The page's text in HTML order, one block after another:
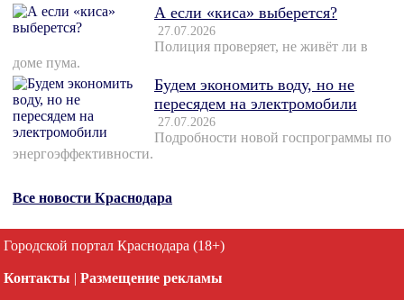
А если «киса» выберется?
27.07.2026
Полиция проверяет, не живёт ли в
доме пума.
Будем экономить воду, но не
пересядем на электромобили
27.07.2026
Подробности новой госпрограммы по
энергоэффективности.
Все новости Краснодара
Городской портал Краснодара (18+)
Контакты | Размещение рекламы